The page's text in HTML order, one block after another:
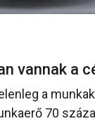
vannak a
a
70